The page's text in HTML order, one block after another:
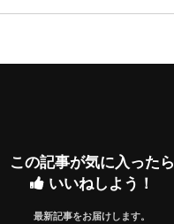
この記事が気に入ったら
いいねしよう！
最新記事をお届けします。